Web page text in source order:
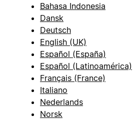
Bahasa Indonesia
Dansk
Deutsch
English (UK)
Español (España)
Español (Latinoamérica)
Français (France)
Italiano
Nederlands
Norsk